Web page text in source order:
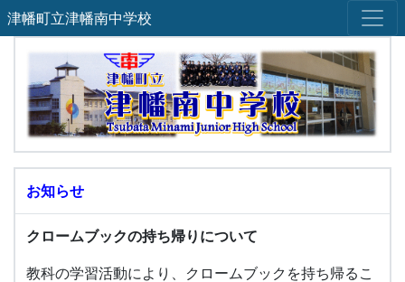
津幡町立津幡南中学校
お知らせ
クロームブックの持ち帰りについて
教科の学習活動により、クロームブックを持ち帰るこ